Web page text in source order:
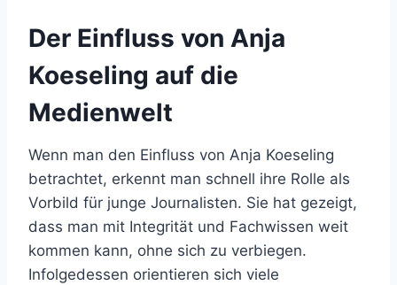
Der Einfluss von Anja
Koeseling auf die
Medienwelt
Wenn man den Einfluss von Anja Koeseling
betrachtet, erkennt man schnell ihre Rolle als
Vorbild für junge Journalisten. Sie hat gezeigt,
dass man mit Integrität und Fachwissen weit
kommen kann, ohne sich zu verbiegen.
Infolgedessen orientieren sich viele